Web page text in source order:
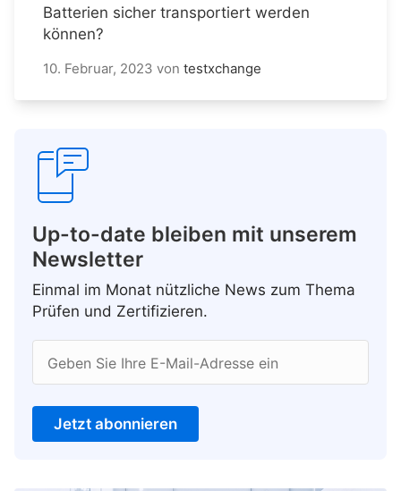
Batterien sicher transportiert werden
können?
10. Februar, 2023 von testxchange
Up-to-date bleiben mit unserem
Newsletter
Einmal im Monat nützliche News zum Thema
Prüfen und Zertifizieren.
Geben Sie Ihre E-Mail-Adresse ein
Jetzt abonnieren